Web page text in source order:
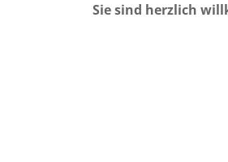
Sie sind herzlich